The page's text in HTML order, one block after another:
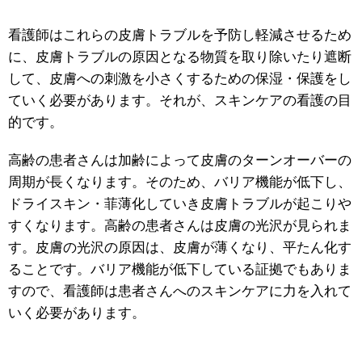
看護師はこれらの皮膚トラブルを予防し軽減させるため
に、皮膚トラブルの原因となる物質を取り除いたり遮断
して、皮膚への刺激を小さくするための保湿・保護をし
ていく必要があります。それが、スキンケアの看護の目
的です。
高齢の患者さんは加齢によって皮膚のターンオーバーの
周期が長くなります。そのため、バリア機能が低下し、
ドライスキン・菲薄化していき皮膚トラブルが起こりや
すくなります。高齢の患者さんは皮膚の光沢が見られま
す。皮膚の光沢の原因は、皮膚が薄くなり、平たん化す
ることです。バリア機能が低下している証拠でもありま
すので、看護師は患者さんへのスキンケアに力を入れて
いく必要があります。